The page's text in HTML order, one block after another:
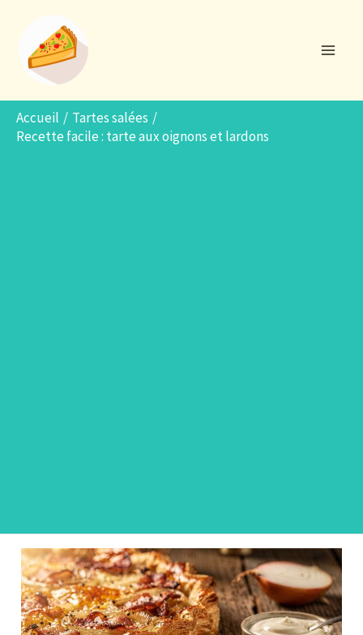
contenu
Accueil
Tartes salées
Recette facile : tarte aux oignons et lardons